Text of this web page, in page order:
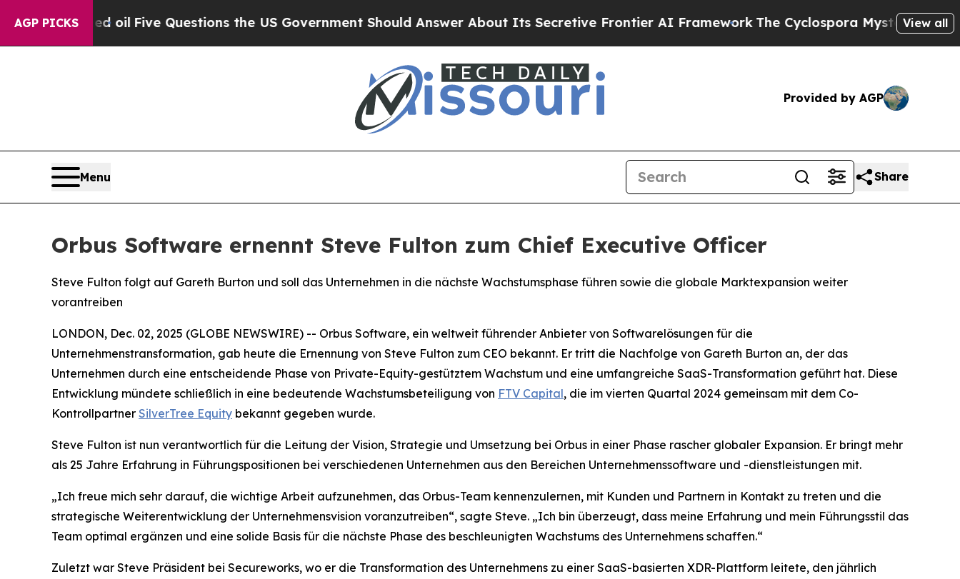
AGP PICKS
Owned oil Five Questions the US Government Should Answer About Its Secretive Frontier AI FrameworkThe Cyclospora Mystery: How Human
View all
Provided by AGP
Menu Share
Orbus Software ernennt Steve Fulton zum Chief Executive Officer
Steve Fulton folgt auf Gareth Burton und soll das Unternehmen in die nächste Wachstumsphase führen sowie die globale Marktexpansion weiter
vorantreiben
LONDON, Dec. 02, 2025 (GLOBE NEWSWIRE) -- Orbus Software, ein weltweit führender Anbieter von Softwarelösungen für die
Unternehmenstransformation, gab heute die Ernennung von Steve Fulton zum CEO bekannt. Er tritt die Nachfolge von Gareth Burton an, der das
Unternehmen durch eine entscheidende Phase von Private-Equity-gestütztem Wachstum und eine umfangreiche SaaS-Transformation geführt hat. Diese
Entwicklung mündete schließlich in eine bedeutende Wachstumsbeteiligung von FTV Capital, die im vierten Quartal 2024 gemeinsam mit dem Co-
Kontrollpartner SilverTree Equity bekannt gegeben wurde.
Steve Fulton ist nun verantwortlich für die Leitung der Vision, Strategie und Umsetzung bei Orbus in einer Phase rascher globaler Expansion. Er bringt mehr
als 25 Jahre Erfahrung in Führungspositionen bei verschiedenen Unternehmen aus den Bereichen Unternehmenssoftware und -dienstleistungen mit.
„Ich freue mich sehr darauf, die wichtige Arbeit aufzunehmen, das Orbus-Team kennenzulernen, mit Kunden und Partnern in Kontakt zu treten und die
strategische Weiterentwicklung der Unternehmensvision voranzutreiben“, sagte Steve. „Ich bin überzeugt, dass meine Erfahrung und mein Führungsstil das
Team optimal ergänzen und eine solide Basis für die nächste Phase des beschleunigten Wachstums des Unternehmens schaffen.“
Zuletzt war Steve Präsident bei Secureworks, wo er die Transformation des Unternehmens zu einer SaaS-basierten XDR-Plattform leitete, den jährlich